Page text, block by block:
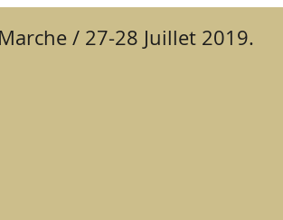
/ 27-28 Juillet 2019.